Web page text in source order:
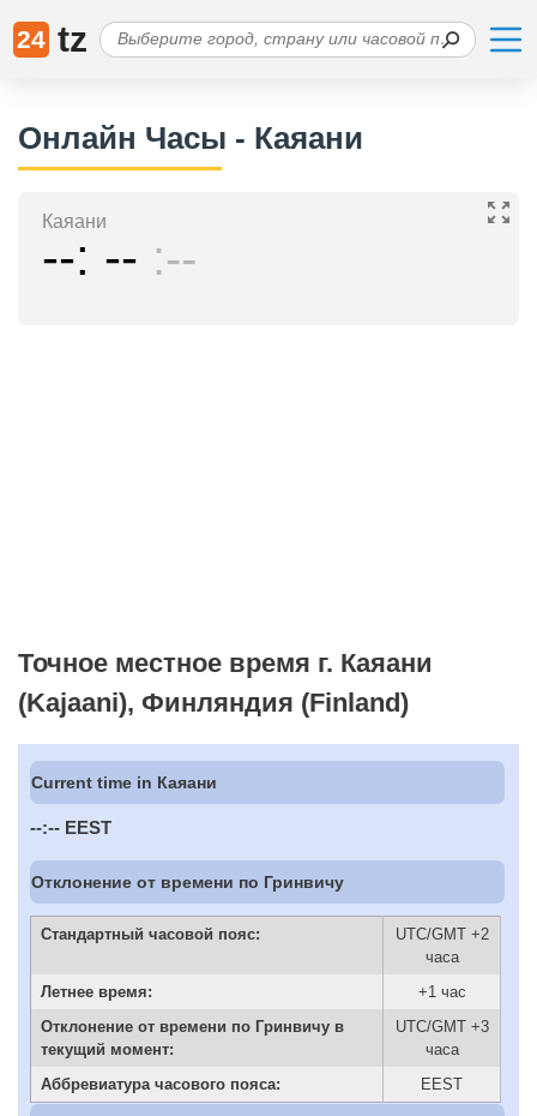
24 tz
Онлайн Часы - Каяани
Каяани
-- -- --
Точное местное время г. Каяани
(Kajaani), Финляндия (Finland)
Current time in Каяани
--:-- EEST
Отклонение от времени по Гринвичу
Стандартный часовой пояс:
UTC/GMT +2
часа
Летнее время:
+1 час
Отклонение от времени по Гринвичу в
текущий момент:
UTC/GMT +3
часа
Аббревиатура часового пояса:
EEST